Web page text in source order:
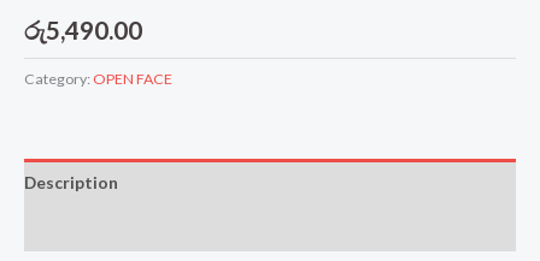
රු5,490.00
Category: OPEN FACE
Description